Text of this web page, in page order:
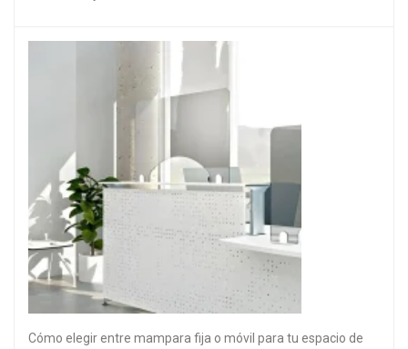
Cómo elegir entre mampara fija o móvil para tu espacio de